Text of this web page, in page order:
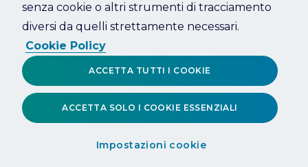
senza cookie o altri strumenti di tracciamento
diversi da quelli strettamente necessari.
Cookie Policy
Impostazioni cookie
ACCETTA SOLO I COOKIE ESSENZIALI
ACCETTA TUTTI I COOKIE